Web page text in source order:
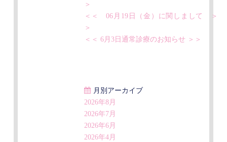
＞
＜＜ 06月19日（金）に関しまして ＞
＞
＜＜ 6月3日通常診療のお知らせ ＞＞
月別アーカイブ
2026年8月
2026年7月
2026年6月
2026年4月